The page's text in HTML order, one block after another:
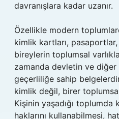
davranışlara kadar uzanır.
Özellikle modern
kimlik kartları,
bireylerin toplumsal
zamanda devletin ve diğer
geçerliliğe sahip
kimlik değil, birer
Kişinin yaşadığı toplumda
haklarını kullanabilmesi,